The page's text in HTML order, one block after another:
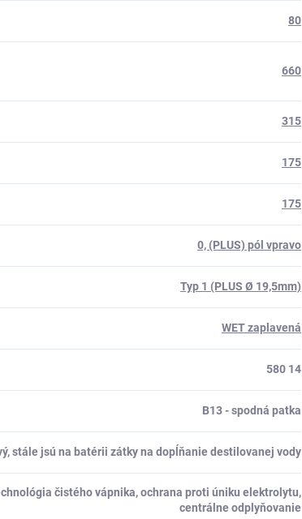
80
660
315
175
175
0, (PLUS) pól vpravo
Typ 1 (PLUS Ø 19,5mm)
WET zaplavená
580 14
B13 - spodná patka
stále jsú na batérii zátky na dopĺňanie destilovanej vody
čistého vápnika, ochrana proti úniku elektrolytu,
centrálne odplyňovanie